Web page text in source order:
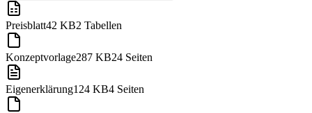
Preisblatt42 KB2 Tabellen
Konzeptvorlage287 KB24 Seiten
Eigenerklärung124 KB4 Seiten